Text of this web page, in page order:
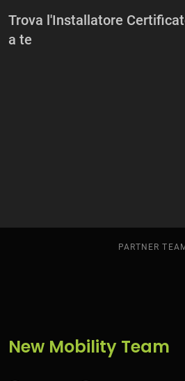
Trova l'Installatore
a te
PARTNER
New Mobility Team